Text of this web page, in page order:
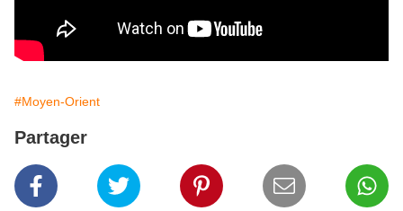
#Moyen-Orient
Partager